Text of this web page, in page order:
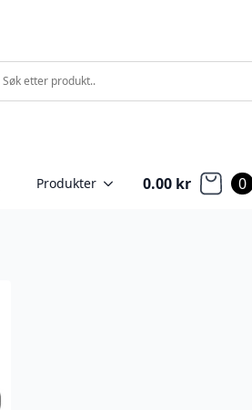
Produkter 0.00 kr 0